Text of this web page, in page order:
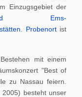
Einzugsgebiet der
Ems-
Probenortist
mit einem
"Best of
zu Nassau feiern.
2005) besteht unser